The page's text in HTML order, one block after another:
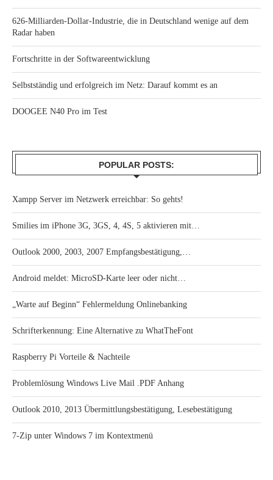
626-Milliarden-Dollar-Industrie, die in Deutschland wenige auf dem
Radar haben
Fortschritte in der Softwareentwicklung
Selbstständig und erfolgreich im Netz: Darauf kommt es an
DOOGEE N40 Pro im Test
POPULAR POSTS:
Xampp Server im Netzwerk erreichbar: So gehts!
Smilies im iPhone 3G, 3GS, 4, 4S, 5 aktivieren mit…
Outlook 2000, 2003, 2007 Empfangsbestätigung,…
Android meldet: MicroSD-Karte leer oder nicht…
„Warte auf Beginn“ Fehlermeldung Onlinebanking
Schrifterkennung: Eine Alternative zu WhatTheFont
Raspberry Pi Vorteile & Nachteile
Problemlösung Windows Live Mail .PDF Anhang
Outlook 2010, 2013 Übermittlungsbestätigung, Lesebestätigung
7-Zip unter Windows 7 im Kontextmenü